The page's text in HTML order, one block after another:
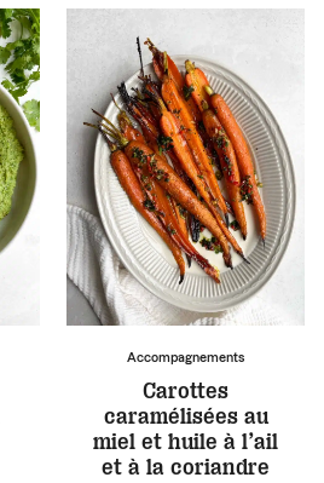
Accompagnements
Carottes
caramélisées au
miel et huile à l’ail
et à la coriandre